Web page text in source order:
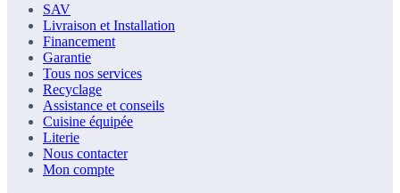
SAV
Livraison et Installation
Financement
Garantie
Tous nos services
Recyclage
Assistance et conseils
Cuisine équipée
Literie
Nous contacter
Mon compte